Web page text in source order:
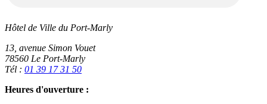
Hôtel de Ville du Port-Marly
13, avenue Simon Vouet
78560 Le Port-Marly
Tél : 01 39 17 31 50
Heures d'ouverture :